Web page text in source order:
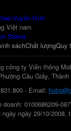
sáchChất lượngQuy
công ty Viễn thông
Cầu Giấy, Thành
- Email:
0100686209-
ngày 29/10/2008,